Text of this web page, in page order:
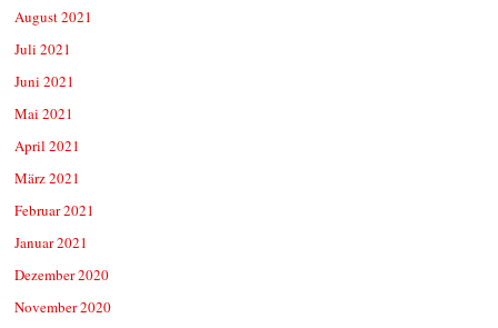
August 2021
Juli 2021
Juni 2021
Mai 2021
April 2021
März 2021
Februar 2021
Januar 2021
Dezember 2020
November 2020